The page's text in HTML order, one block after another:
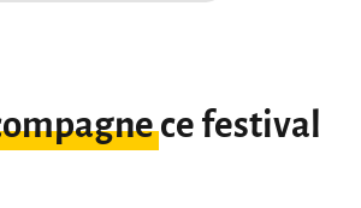
ce festival